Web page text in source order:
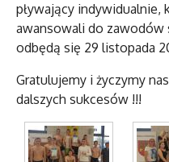
pływający indywidualnie,
awansowali do zawodów
odbędą się 29 listopada
Gratulujemy i życzymy
dalszych sukcesów !!!